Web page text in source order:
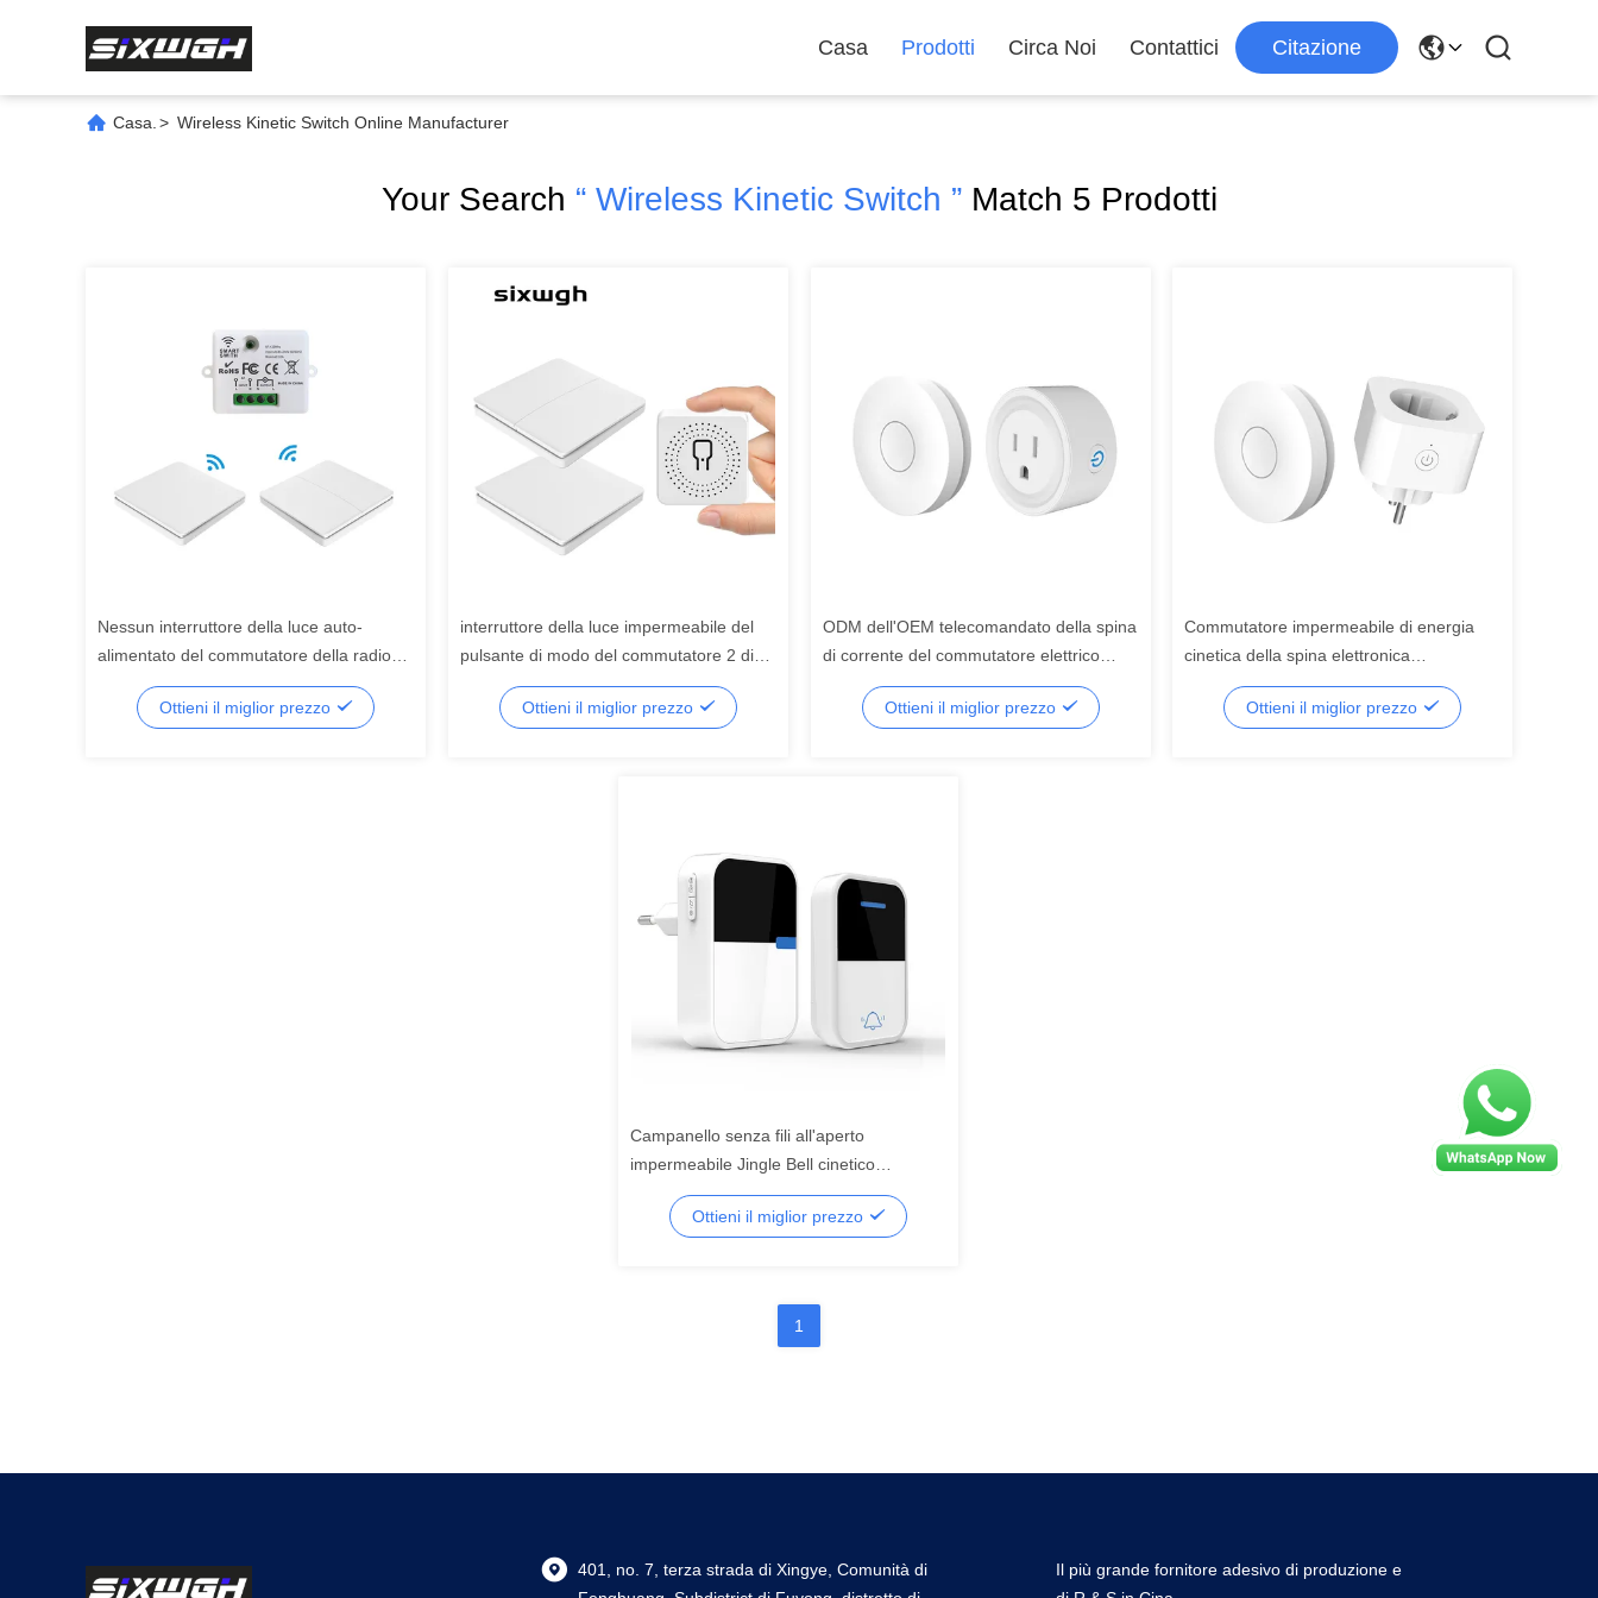
Casa Prodotti Circa Noi Contattici Citazione
Casa. > Wireless Kinetic Switch Online Manufacturer
Your Search “ Wireless Kinetic Switch ”Match 5 Prodotti
Nessun interruttore della luce auto-
alimentato del commutatore della radio
della batteria del pulsante cinetico
dell'attuatoreOttieni il miglior prezzo
interruttore della luce impermeabile del
pulsante di modo del commutatore 2 di
energia cinetica della radio di 16A
433Mhz Ottieni il miglior prezzo
ODM dell'OEM telecomandato della spina
di corrente del commutatore elettrico
senza fili dello sbocco di SIXWGH
Ottieni il miglior prezzo
Commutatore impermeabile di energia
cinetica della spina elettronica
telecomandata del portalampada UE di
SIXWGHOttieni il miglior prezzo
Campanello senza fili all'aperto
impermeabile Jingle Bell cinetico
moderno
Ottieni il miglior prezzo
1
401, no. 7, terza strada di Xingye, Comunità di
Il più grande fornitore adesivo di produzione e